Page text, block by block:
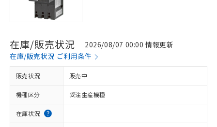
在庫/販売状況
2026/08/07 00:00 情報更新
在庫/販売状況 ご利用条件
販売状況 販売中
機種区分 受注生産機種
在庫状況